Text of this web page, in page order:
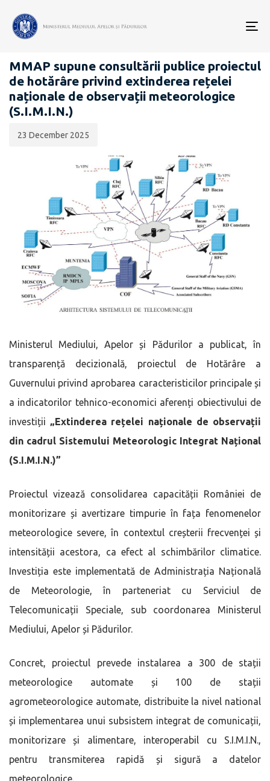
COMUNICATE DE PRESĂ
MMAP supune consultării publice proiectul
de hotărâre privind extinderea rețelei
naționale de observații meteorologice
(S.I.M.I.N.)
publicării:
23 December 2025
Ministerul Mediului, Apelor și Pădurilor a publicat, în
transparență decizională, proiectul de Hotărâre a
Guvernului privind aprobarea caracteristicilor principale și
a indicatorilor tehnico-economici aferenți obiectivului de
investiții „Extinderea rețelei naționale de observații
din cadrul Sistemului Meteorologic Integrat Național
(S.I.M.I.N.)”
Proiectul vizează consolidarea capacității României de
monitorizare și avertizare timpurie în fața fenomenelor
meteorologice severe, în contextul creșterii frecvenței și
intensității acestora, ca efect al schimbărilor climatice.
Investiția este implementată de Administrația Națională
de Meteorologie, în parteneriat cu Serviciul de
Telecomunicații Speciale, sub coordonarea Ministerul
Mediului, Apelor și Pădurilor.
Concret, proiectul prevede instalarea a 300 de stații
meteorologice automate și 100 de stații
agrometeorologice automate, distribuite la nivel national
și implementarea unui subsistem integrat de comunicații,
monitorizare și alimentare, interoperabil cu S.I.M.I.N.,
pentru transmiterea rapidă și sigură a datelor
meteorologice.